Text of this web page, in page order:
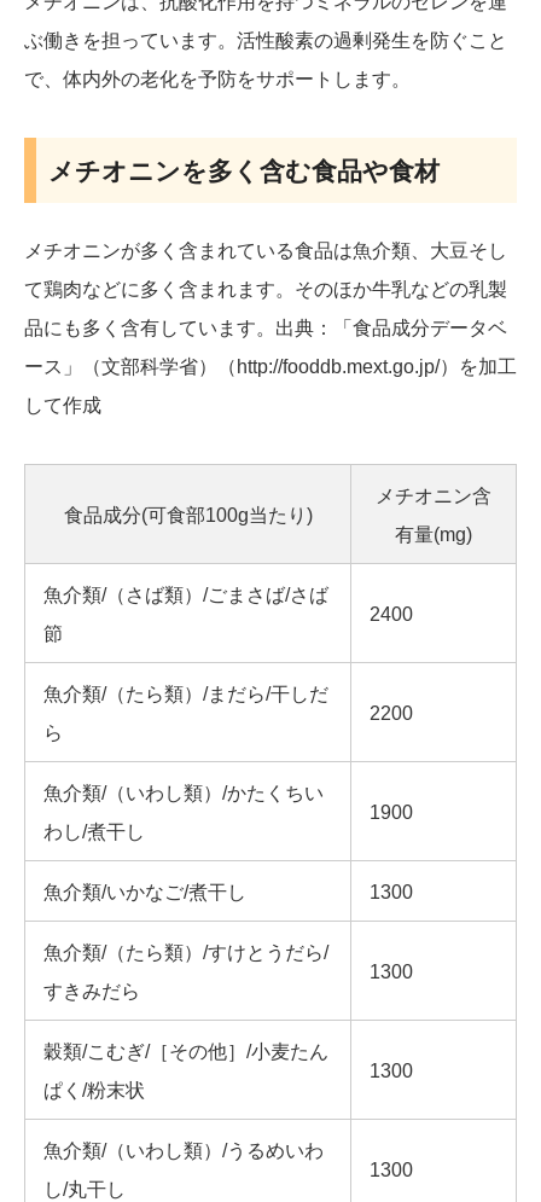
ぶ働きを担っています。活性酸素の過剰発生を防ぐこと
で、体内外の老化を予防をサポートします。
メチオニンを多く含む食品や食材
メチオニンが多く含まれている食品は魚介類、大豆そし
て鶏肉などに多く含まれます。そのほか牛乳などの乳製
品にも多く含有しています。出典：「食品成分データベ
ース」（文部科学省）（http://fooddb.mext.go.jp/）を加工
して作成
食品成分(可食部100g当たり)
メチオニン含
有量(mg)
魚介類/（さば類）/ごまさば/さば
節
2400
魚介類/（たら類）/まだら/干しだ
ら
2200
魚介類/（いわし類）/かたくちい
わし/煮干し
1900
魚介類/いかなご/煮干し 1300
魚介類/（たら類）/すけとうだら/
すきみだら
1300
穀類/こむぎ/［その他］/小麦たん
ぱく/粉末状
1300
魚介類/（いわし類）/うるめいわ
し/丸干し
1300